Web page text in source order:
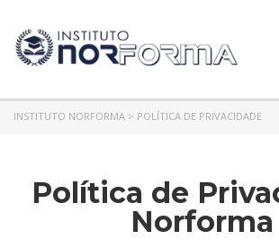
INSTITUTO NORFORMA > POLÍTICA DE PRIVACIDADE
Política de
Norforma